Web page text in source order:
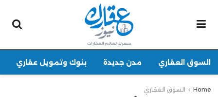
السوق العقاري مدن جديدة بنوك وتمويل عقاري
Home السوق العقاري